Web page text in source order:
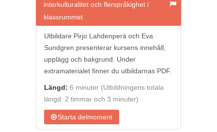
interkulturalitet och flerspråkighet i
klassrummet
Utbildare Pirjo Lahdenperä och Eva
Sundgren presenterar kursens innehåll,
upplägg och bakgrund. Under
extramaterialet finner du utbildarnas PDF.
Längd: 6 minuter (Utbildningens totala
längd: 2 timmar och 3 minuter)
Starta delmoment